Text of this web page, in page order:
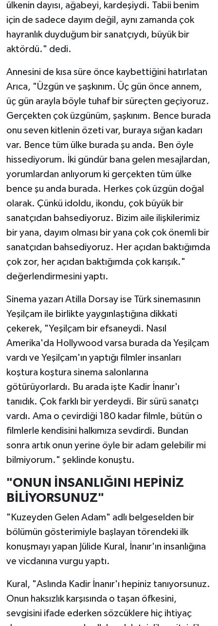
ülkenin dayısı, ağabeyi, kardeşiydi. Tabii benim
için de sadece dayım değil, aynı zamanda çok
hayranlık duyduğum bir sanatçıydı, büyük bir
aktördü." dedi.
Annesini de kısa süre önce kaybettiğini hatırlatan
Arıca, "Üzgün ve şaşkınım. Üç gün önce annem,
üç gün arayla böyle tuhaf bir süreçten geçiyoruz.
Gerçekten çok üzgünüm, şaşkınım. Bence burada
onu seven kitlenin özeti var, buraya sığan kadarı
var. Bence tüm ülke burada şu anda. Ben öyle
hissediyorum. İki gündür bana gelen mesajlardan,
yorumlardan anlıyorum ki gerçekten tüm ülke
bence şu anda burada. Herkes çok üzgün doğal
olarak. Çünkü idoldu, ikondu, çok büyük bir
sanatçıdan bahsediyoruz. Bizim aile ilişkilerimiz
bir yana, dayım olması bir yana çok çok önemli bir
sanatçıdan bahsediyoruz. Her açıdan baktığımda
çok zor, her açıdan baktığımda çok karışık."
değerlendirmesini yaptı.
Sinema yazarı Atilla Dorsay ise Türk sinemasının
Yeşilçam ile birlikte yaygınlaştığına dikkati
çekerek, "Yeşilçam bir efsaneydi. Nasıl
Amerika'da Hollywood varsa burada da Yeşilçam
vardı ve Yeşilçam'ın yaptığı filmler insanları
koştura koştura sinema salonlarına
götürüyorlardı. Bu arada işte Kadir İnanır'ı
tanıdık. Çok farklı bir yerdeydi. Bir sürü sanatçı
vardı. Ama o çevirdiği 180 kadar filmle, bütün o
filmlerle kendisini halkımıza sevdirdi. Bundan
sonra artık onun yerine öyle bir adam gelebilir mi
bilmiyorum." şeklinde konuştu.
"ONUN İNSANLIĞINI HEPİNİZ
BİLİYORSUNUZ"
"Kuzeyden Gelen Adam" adlı belgeselden bir
bölümün gösterimiyle başlayan törendeki ilk
konuşmayı yapan Jülide Kural, İnanır'ın insanlığına
ve vicdanına vurgu yaptı.
Kural, "Aslında Kadir İnanır'ı hepiniz tanıyorsunuz.
Onun haksızlık karşısında o taşan öfkesini,
sevgisini ifade ederken sözcüklere hiç ihtiyaç